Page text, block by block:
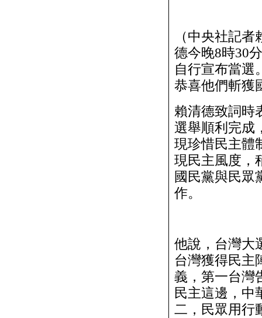
（中央社記
德今晚8時30
自行宣布當選
恭喜他們斬獲
賴清德致詞時
選舉順利完成
現珍惜民主體
現民主風度，
國民黨與民眾
作。
他說，台灣大
台灣獲得民主
義，第一台灣
民主這邊，中
二，民眾用行